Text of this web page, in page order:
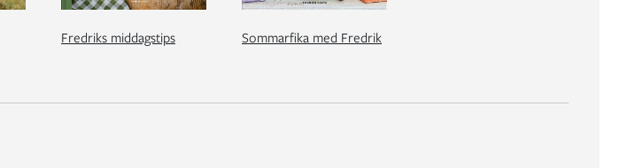
Fredriks middagstips Sommarfika med Fredrik